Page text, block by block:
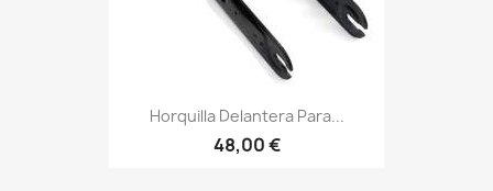
Horquilla Delantera Para...
48,00 €